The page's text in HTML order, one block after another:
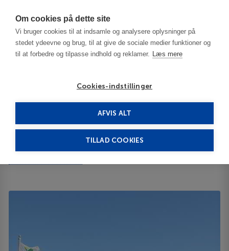
Om cookies på dette site
Vi bruger cookies til at indsamle og analysere oplysninger på
stedet ydeevne og brug, til at give de sociale medier funktioner og
til at forbedre og tilpasse indhold og reklamer. Læs mere
Cookies-indstillinger
AFVIS ALT
TILLAD COOKIES
Boxborough - MA Boxboro Regency 3***
Boxboro Regency